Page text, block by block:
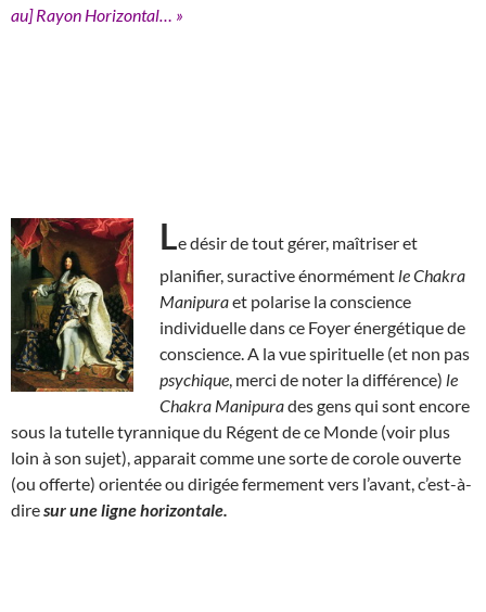
au] Rayon Horizontal… »
Le désir de tout gérer, maîtriser et
planifier, suractive énormément le Chakra
Manipuraet polarise la conscience
individuelle dans ce Foyer énergétique de
conscience. A la vue spirituelle (et non pas
psychique , merci de noter la différence) le
Chakra Manipurades gens qui sont encore
sous la tutelle tyrannique du Régent de ce Monde (voir plus
loin à son sujet), apparait comme une sorte de corole ouverte
(ou offerte) orientée ou dirigée fermement vers l’avant, c’est-à-
diresur une ligne horizontale.